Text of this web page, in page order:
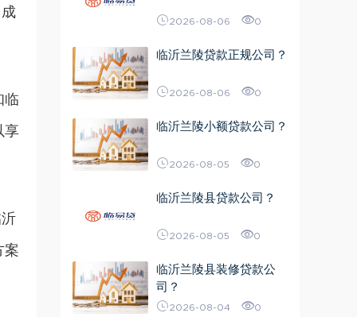
临
享
案
2026-08-06 0
临沂兰陵贷款正规公司？
2026-08-06 0
临沂兰陵小额贷款公司？
2026-08-05 0
临沂兰陵县贷款公司？
2026-08-05 0
临沂兰陵县装修贷款公
司？
2026-08-04 0